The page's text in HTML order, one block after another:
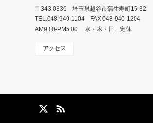
〒343-0836 埼玉県越谷市蒲生寿町15-32
TEL.048-940-1104 FAX.048-940-1204
AM9:00-PM5:00 水・木・日 定休
アクセス